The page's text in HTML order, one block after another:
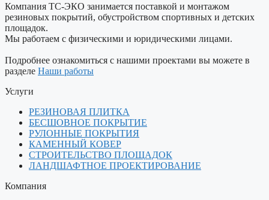
Компания ТС-ЭКО занимается поставкой и монтажом
резиновых покрытий, обустройством спортивных и детских
площадок.
Мы работаем с физическими и юридическими лицами.
Подробнее ознакомиться с нашими проектами вы можете в
разделе Наши работы
Услуги
РЕЗИНОВАЯ ПЛИТКА
БЕСШОВНОЕ ПОКРЫТИЕ
РУЛОННЫЕ ПОКРЫТИЯ
КАМЕННЫЙ КОВЕР
СТРОИТЕЛЬСТВО ПЛОЩАДОК
ЛАНДШАФТНОЕ ПРОЕКТИРОВАНИЕ
Компания